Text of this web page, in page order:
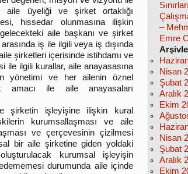
aile üyeliği ve şirket ortaklığı
hissedar olunmasına ilişkin
aile başkanı ve şirket
iş ile ilgili veya iş dışında
şirketleri içerisinde istihdamı ve
ile ilgili kurallar, aile anayasasına
yönetimi ve her ailenin öznel
amacı ile aile anayasaları
şirketin işleyişine ilişkin kural
kurumsallaşması ve aile
ve çerçevesinin çizilmesi
bir aile şirketine giden yoldaki
kurumsal işleyişin
durumunda aile içinde
–
Emre
Nisan
Şubat
Aralık
Ekim
Nisan
Şubat
Aralık
Ekim